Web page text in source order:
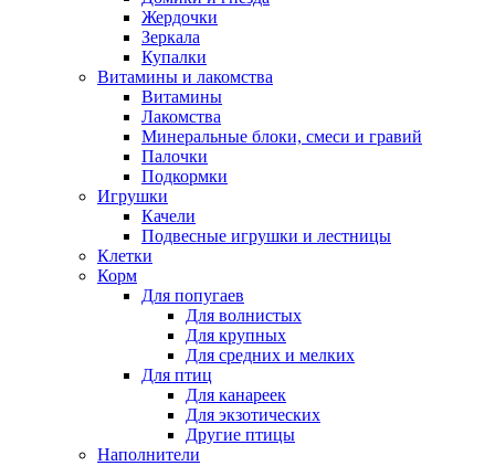
Жердочки
Зеркала
Купалки
Витамины и лакомства
Витамины
Лакомства
Минеральные блоки, смеси и гравий
Палочки
Подкормки
Игрушки
Качели
Подвесные игрушки и лестницы
Клетки
Корм
Для попугаев
Для волнистых
Для крупных
Для средних и мелких
Для птиц
Для канареек
Для экзотических
Другие птицы
Наполнители